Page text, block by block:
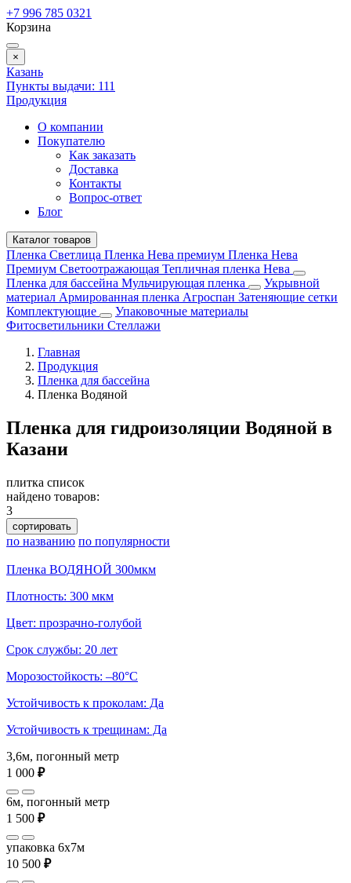
+7 996 785 0321
Корзина
×
Казань
Пункты выдачи: 111
Продукция
О компании
Покупателю
Как заказать
Доставка
Контакты
Вопрос-ответ
Блог
Каталог товаров
Пленка Светлица Пленка Нева премиум Пленка Нева
Премиум Светоотражающая Тепличная пленка Нева
Пленка для бассейна Мульчирующая пленка
Укрывной
материал Армированная пленка Агроспан Затеняющие сетки
Комплектующие
Упаковочные материалы
Фитосветильники Стеллажи
Главная
Продукция
Пленка для бассейна
Пленка Водяной
Пленка для гидроизоляции Водяной в
Казани
плитка список
найдено товаров:
3
сортировать
по названию по популярности
Пленка ВОДЯНОЙ 300мкм
Плотность: 300 мкм
Цвет: прозрачно-голубой
Срок службы: 20 лет
Морозостойкость: –80°С
Устойчивость к проколам: Да
Устойчивость к трещинам: Да
3,6м, погонный метр
1 000 ₽
6м, погонный метр
1 500 ₽
упаковка 6x7м
10 500 ₽